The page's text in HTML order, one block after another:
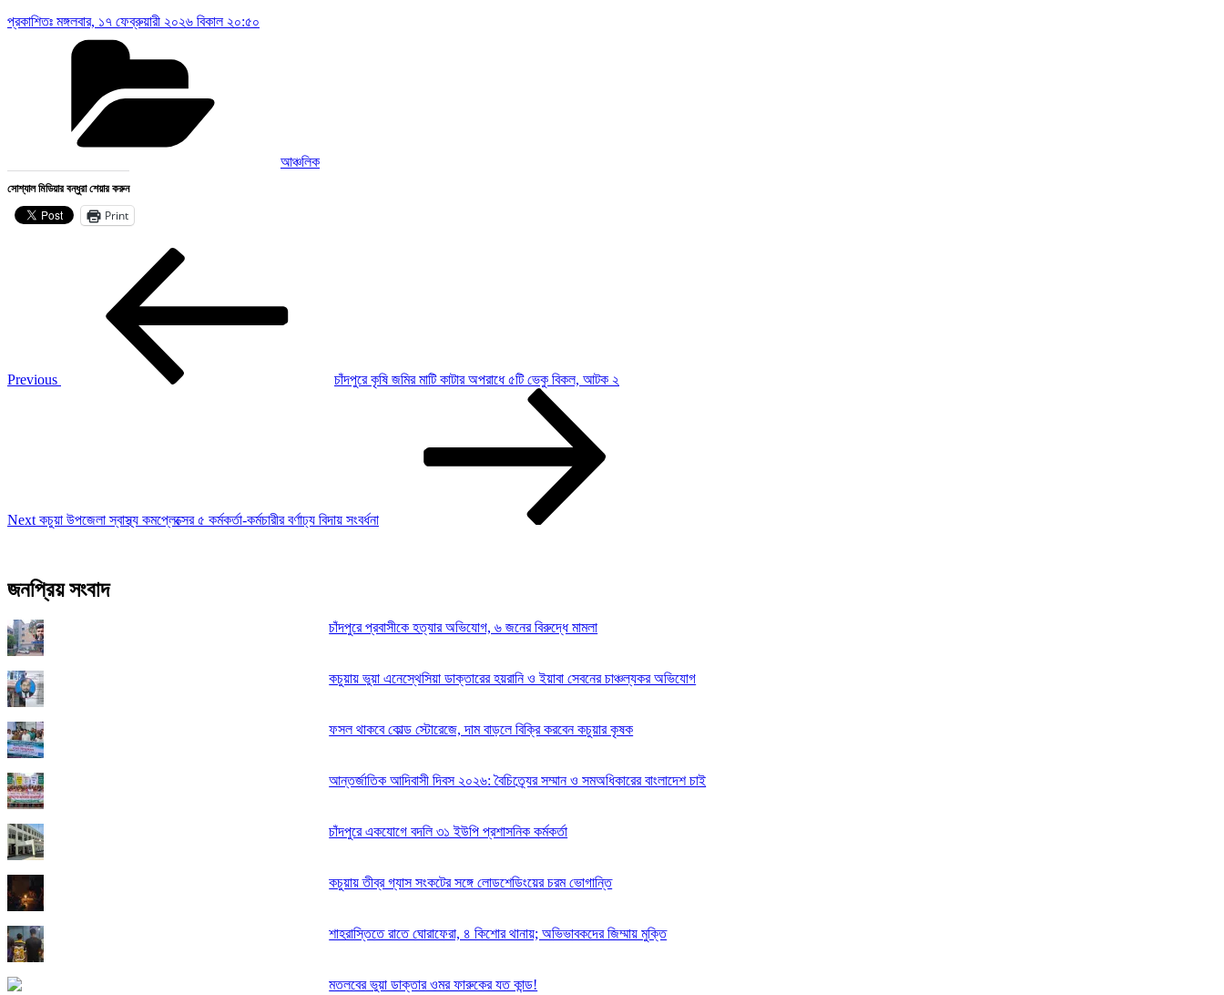
প্রকাশিতঃ মঙ্গলবার, ১৭ ফেব্রুয়ারী ২০২৬ বিকাল ২০:৫০
আঞ্চলিক
সোশ্যাল মিডিয়ার বন্ধুরা শেয়ার করুন
Print
Previous
চাঁদপুরে কৃষি জমির মাটি কাটার অপরাধে ৫টি ভেকু বিকল, আটক ২
Next কচুয়া উপজেলা স্বাস্থ্য কমপ্লেক্সের ৫ কর্মকর্তা-কর্মচারীর বর্ণাঢ্য বিদায় সংবর্ধনা
জনপ্রিয় সংবাদ
চাঁদপুরে প্রবাসীকে হত্যার অভিযোগ, ৬ জনের বিরুদ্ধে মামলা
কচুয়ায় ভুয়া এনেস্থেসিয়া ডাক্তারের হয়রানি ও ইয়াবা সেবনের চাঞ্চল্যকর অভিযোগ
ফসল থাকবে কোল্ড স্টোরেজে, দাম বাড়লে বিক্রি করবেন কচুয়ার কৃষক
আন্তর্জাতিক আদিবাসী দিবস ২০২৬: বৈচিত্র্যের সম্মান ও সমঅধিকারের বাংলাদেশ চাই
চাঁদপুরে একযোগে বদলি ৩১ ইউপি প্রশাসনিক কর্মকর্তা
কচুয়ায় তীব্র গ্যাস সংকটের সঙ্গে লোডশেডিংয়ের চরম ভোগান্তি
শাহরাস্তিতে রাতে ঘোরাফেরা, ৪ কিশোর থানায়; অভিভাবকদের জিম্মায় মুক্তি
মতলবের ভুয়া ডাক্তার ওমর ফারুকের যত কান্ড!